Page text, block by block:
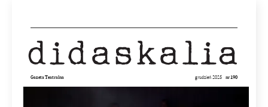
Gazeta Teatralna grudzień 2025 nr 190